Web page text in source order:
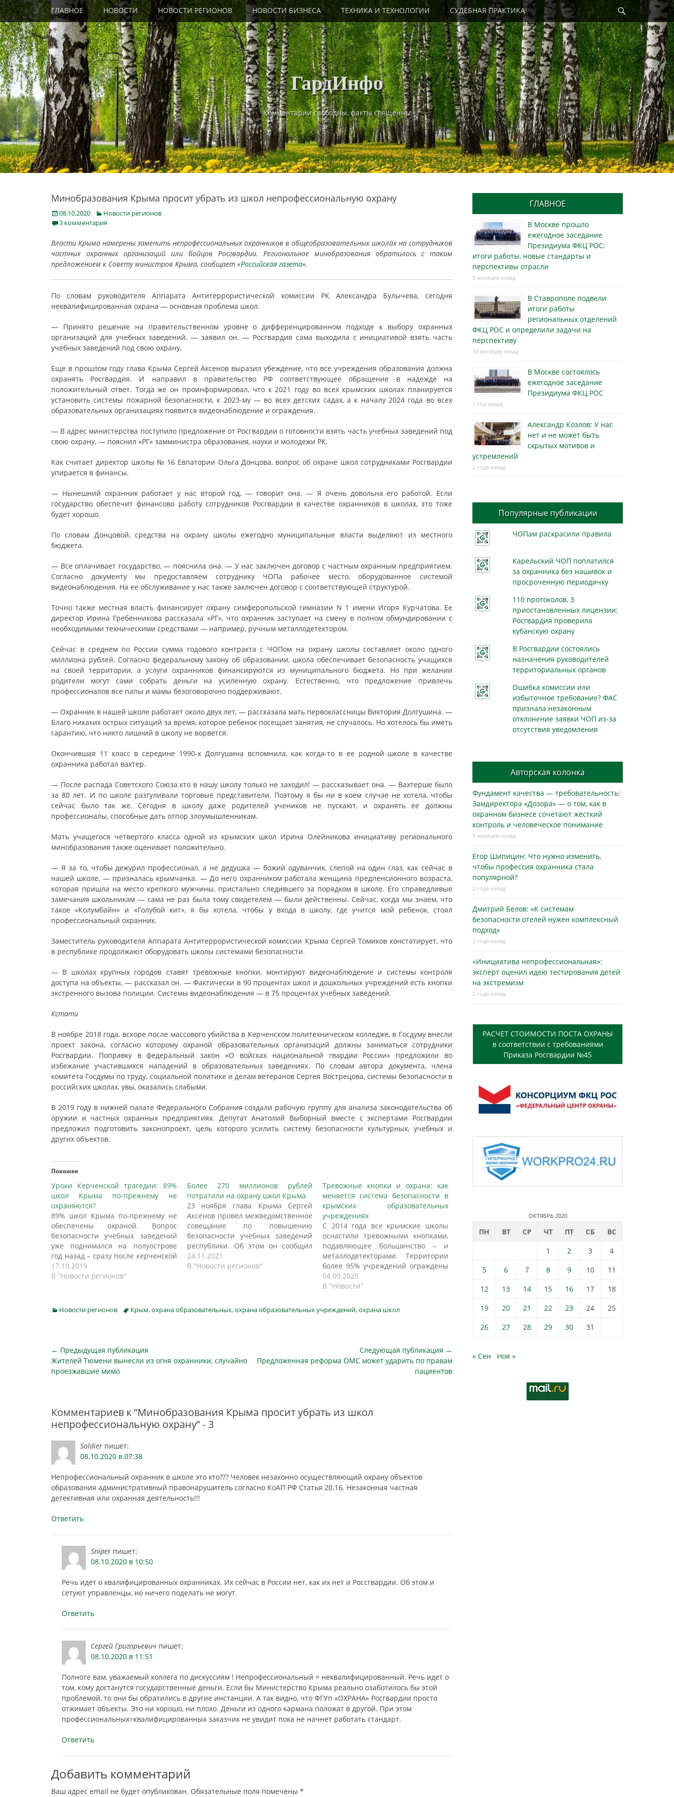
Skip
to
content
Primary Menu
ГЛАВНОЕ НОВОСТИ НОВОСТИ РЕГИОНОВ НОВОСТИ БИЗНЕСА ТЕХНИКА И ТЕХНОЛОГИИ СУДЕБНАЯ ПРАКТИКА
Найти
ГардИнфо
Комментарии свободны, факты священны
Минобразования Крыма просит убрать из школ непрофессиональную охрану
Posted
on
08.10.2020 Categories
Новости регионов
3 комментария
Власти Крыма намерены заменить непрофессиональных охранников в общеобразовательных школах на сотрудников
частных охранных организаций или бойцов Росгвардии. Региональное минобразования обратилось с таким
предложением к Совету министров Крыма, сообщает «Российская газета«.
По словам руководителя Аппарата Антитеррористической комиссии РК Александра Булычева, сегодня
неквалифицированная охрана — основная проблема школ.
— Принято решение на правительственном уровне о дифференцированном подходе к выбору охранных
организаций для учебных заведений, — заявил он. — Росгвардия сама выходила с инициативой взять часть
учебных заведений под свою охрану.
Еще в прошлом году глава Крыма Сергей Аксенов выразил убеждение, что все учреждения образования должна
охранять Росгвардия. И направил в правительство РФ соответствующее обращение в надежде на
положительный ответ. Тогда же он проинформировал, что к 2021 году во всех крымских школах планируется
установить системы пожарной безопасности, к 2023-му — во всех детских садах, а к началу 2024 года во всех
образовательных организациях появится видеонаблюдение и ограждения.
— В адрес министерства поступило предложение от Росгвардии о готовности взять часть учебных заведений под
свою охрану, — пояснил «РГ» замминистра образования, науки и молодежи РК.
Как считает директор школы № 16 Евпатории Ольга Донцова, вопрос об охране школ сотрудниками Росгвардии
упирается в финансы.
— Нынешний охранник работает у нас второй год, — говорит она. — Я очень довольна его работой. Если
государство обеспечит финансово работу сотрудников Росгвардии в качестве охранников в школах, это тоже
будет хорошо.
По словам Донцовой, средства на охрану школы ежегодно муниципальные власти выделяют из местного
бюджета.
— Все оплачивает государство, — пояснила она. — У нас заключен договор с частным охранным предприятием.
Согласно документу мы предоставляем сотруднику ЧОПа рабочее место, оборудованное системой
видеонаблюдения. На ее обслуживание у нас также заключен договор с соответствующей структурой.
Точно также местная власть финансирует охрану симферопольской гимназии N 1 имени Игоря Курчатова. Ее
директор Ирина Гребенникова рассказала «РГ», что охранник заступает на смену в полном обмундировании с
необходимыми техническими средствами — например, ручным металлодетектором.
Сейчас в среднем по России сумма годового контракта с ЧОПом на охрану школы составляет около одного
миллиона рублей. Согласно федеральному закону об образовании, школа обеспечивает безопасность учащихся
на своей территории, а услуги охранников финансируются из муниципального бюджета. Но при желании
родители могут сами собрать деньги на усиленную охрану. Естественно, что предложение привлечь
профессионалов все папы и мамы безоговорочно поддерживают.
— Охранник в нашей школе работает около двух лет, — рассказала мать первоклассницы Виктория Долгушина. —
Благо никаких острых ситуаций за время, которое ребенок посещает занятия, не случалось. Но хотелось бы иметь
гарантию, что никто лишний в школу не ворвется.
Окончившая 11 класс в середине 1990-х Долгушина вспомнила, как когда-то в ее родной школе в качестве
охранника работал вахтер.
— После распада Советского Союза кто в нашу школу только не заходил! — рассказывает она. — Вахтерше было
за 80 лет. И по школе разгуливали торговые представители. Поэтому я бы ни в коем случае не хотела, чтобы
сейчас было так же. Сегодня в школу даже родителей учеников не пускают, и охранять ее должны
профессионалы, способные дать отпор злоумышленникам.
Мать учащегося четвертого класса одной из крымских школ Ирина Олейникова инициативу регионального
минобразования также оценивает положительно.
— Я за то, чтобы дежурил профессионал, а не дедушка — божий одуванчик, слепой на один глаз, как сейчас в
нашей школе, — призналась крымчанка. — До него охранником работала женщина предпенсионного возраста,
которая пришла на место крепкого мужчины, пристально следившего за порядком в школе. Его справедливые
замечания школьникам — сама не раз была тому свидетелем — были действенны. Сейчас, когда мы знаем, что
такое «Колумбайн» и «Голубой кит», я бы хотела, чтобы у входа в школу, где учится мой ребенок, стоял
профессиональный охранник.
Заместитель руководителя Аппарата Антитеррористической комиссии Крыма Сергей Томиков констатирует, что
в республике продолжают оборудовать школы системами безопасности.
— В школах крупных городов ставят тревожные кнопки, монтируют видеонаблюдение и системы контроля
доступа на объекты, — рассказал он. — Фактически в 90 процентах школ и дошкольных учреждений есть кнопки
экстренного вызова полиции. Системы видеонаблюдения — в 75 процентах учебных заведений.
Кстати
В ноябре 2018 года, вскоре после массового убийства в Керченском политехническом колледже, в Госдуму внесли
проект закона, согласно которому охраной образовательных организаций должны заниматься сотрудники
Росгвардии. Поправку в федеральный закон «О войсках национальной гвардии России» предложили во
избежание участившихся нападений в образовательных заведениях. По словам автора документа, члена
комитета Госдумы по труду, социальной политике и делам ветеранов Сергея Вострецова, системы безопасности в
российских школах, увы, оказались слабыми.
В 2019 году в нижней палате Федерального Собрания создали рабочую группу для анализа законодательства об
оружии и частных охранных предприятиях. Депутат Анатолий Выборный вместе с экспертами Росгвардии
предложил подготовить законопроект, цель которого усилить систему безопасности культурных, учебных и
других объектов.
Похожее
Уроки Керченской трагедии: 89%
школ Крыма по-прежнему не
охраняются?
89% школ Крыма по-прежнему не
обеспечены охраной. Вопрос
безопасности учебных заведений
уже поднимался на полуострове
год назад – сразу после керченской
трагедии, но за прошедшее время,
похоже, с мертвой точки не
из 546 крымских школ только
каждая сотая заключила договоры
17.10.2019
В "Новости регионов"
Более 270 миллионов рублей
потратили на охрану школ Крыма
23 ноября глава Крыма Сергей
Аксёнов провёл межведомственное
совещание по повышению
безопасности учебных заведений
республики. Об этом он сообщил
на странице в социальной сети
Facebook, пишут ВЕСТИ. «В 2021
антитеррористической
24.11.2021
В "Новости регионов"
Тревожные кнопки и охрана: как
меняется система безопасности в
крымских образовательных
учреждениях
С 2014 года все крымские школы
оснастили тревожными кнопками,
подавляющее большинство – и
металлодетекторами. Территории
более 95% учреждений ограждены
по периметру. Об этом пишет
gazetacrimea.ru. В геометрической
региональном Минобразования, в
некоторых школах установить
месторасположения. В ведомстве
также уточнили,…
04.09.2025
В "Новости"
Categories
Новости регионов TagsКрым,охрана образовательных,охрана образовательных учреждений,охрана школ
Навигация
по
← Предыдущая публикация
Предыдущая
публикация
Жителей Тюмени вынесли из огня охранники, случайно
проезжавшие мимо
Следующая публикация →
Следующая
Предложенная реформа ОМС может ударить по правам
пациентов
Комментариев к “Минобразования Крыма просит убрать из школ
непрофессиональную охрану” - 3
Soldier пишет:
08.10.2020 в 07:38
Непрофессиональный охранник в школе это кто??? Человек незаконно осуществляющий охрану объектов
образования административный правонарушитель согласно КоАП РФ Статья 20.16. Незаконная частная
детективная или охранная деятельность!!!
Ответить
Sniper пишет:
08.10.2020 в 10:50
Речь идёт о квалифицированных охранниках. Их сейчас в России нет, как их нет и Россгвардии. Об этом и
сетуют управленцы, но ничего поделать не могут.
Ответить
Сергей Григорьевич пишет:
08.10.2020 в 11:51
Полноте вам, уважаемый коллега по дискуссиям ! Непрофессиональный = неквалифицированный. Речь идет о
том, кому достанутся государственные деньги. Если бы Министерство Крыма реально озаботилось бы этой
проблемой, то они бы обратились в другие инстанции. А так видно, что ФГУп «ОХРАНА» Росгвардии просто
отжимает объекты. Это ни хорошо, ни плохо. Деньги из одного кармана положат в другой. При этом
профессиональных=квалифицированных заказчик не увидит пока не начнет работать стандарт.
Ответить
Добавить комментарий
Ваш адрес email не будет опубликован. Обязательные поля помечены *
ГЛАВНОЕ
В Москве прошло
ежегодное заседание
Президиума ФКЦ РОС:
итоги работы, новые стандарты и
перспективы отрасли
5 месяцев назад
В Ставрополе подвели
итоги работы
региональных отделений
ФКЦ РОС и определили задачи на
перспективу
10 месяцев назад
В Москве состоялось
ежегодное заседание
Президиума ФКЦ РОС
1 год назад
Александр Козлов: У нас
нет и не может быть
скрытых мотивов и
устремлений
2 года назад
Популярные публикации
ЧОПам раскрасили правила
Карельский ЧОП поплатился
за охранника без нашивок и
просроченную периодичку
110 протоколов, 3
приостановленных лицензии:
Росгвардия проверила
кубанскую охрану
В Росгвардии состоялись
назначения руководителей
территориальных органов
Ошибка комиссии или
избыточное требование? ФАС
признала незаконным
отклонение заявки ЧОП из-за
отсутствия уведомления
Авторская колонка
Фундамент качества — требовательность:
Замдиректора «Дозора» — о том, как в
охранном бизнесe сочетают жёсткий
контроль и человеческое понимание
9 месяцев назад
Егор Шипицин: Что нужно изменить,
чтобы профессия охранника стала
популярной?
2 года назад
Дмитрий Белов: «К системам
безопасности отелей нужен комплексный
подход»
2 года назад
«Инициатива непрофессиональная»:
эксперт оценил идею тестирования детей
на экстремизм
2 года назад
РАСЧЕТ СТОИМОСТИ ПОСТА ОХРАНЫ
в соответствии с требованиями
Приказа Росгвардии №45
ОКТЯБРЬ 2020
ПН ВТ СР ЧТ ПТ СБ
ВС
1
2 3
4
5
6 7 8 9 10
11
12
13 14 15 16 17
18
19
20 21 22 23 24
25
26
27 28 29 30 31
« Сен Ноя »